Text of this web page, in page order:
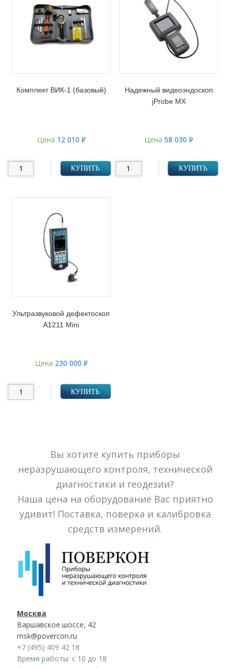
Комплект ВИК-1 (базовый)
Цена 12 010 Р
КУПИТЬ
Надежный видеоэндоскоп
jProbe MX
Цена58 030Р
КУПИТЬ
Ультразвуковой дефектоскоп
А1211 Mini
Цена 230 000 Р
КУПИТЬ
Вы хотите купить приборы
неразрушающего контроля, технической
диагностики и геодезии?
Наша цена на оборудование Вас приятно
удивит! Поставка, поверка и калибровка
средств измерений.
Москва
Варшавское шоссе, 42
msk@povercon.ru
+7 (495) 409 42 18
Время работы: с 10 до 18